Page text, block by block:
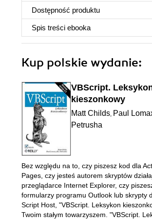
Dostępność produktu
Spis treści ebooka
Kup polskie wydanie:
VBScript.
kieszonkowy
Matt Childs, Paul
Petrusha
Bez względu na to, czy piszesz kod dla
Pages, czy jesteś autorem skryptów
przeglądarce Internet Explorer, czy
formularzy programu Outlook lub skrypty
Script Host, "VBScript. Leksykon
Twoim stałym towarzyszem. "VBScript.